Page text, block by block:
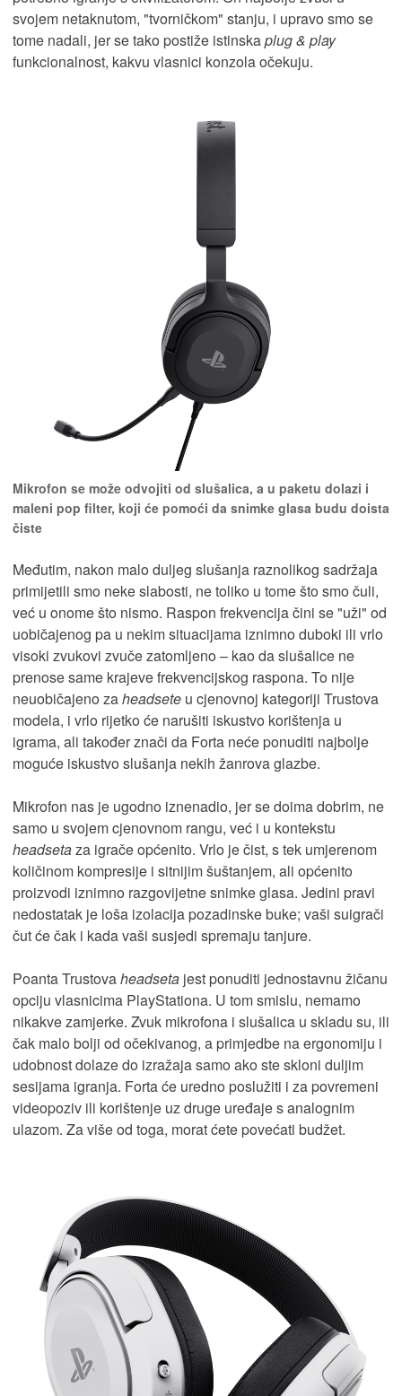
svojem netaknutom, "tvorničkom" stanju, i upravo smo se
tome nadali, jer se tako postiže istinskaplug & play
funkcionalnost, kakvu vlasnici konzola očekuju.
Mikrofon se može odvojiti od slušalica, a u paketu dolazi i
maleni pop filter, koji će pomoći da snimke glasa budu doista
čiste
Međutim, nakon malo duljeg slušanja raznolikog sadržaja
primijetili smo neke slabosti, ne toliko u tome što smo čuli,
već u onome što nismo. Raspon frekvencija čini se "uži" od
uobičajenog pa u nekim situacijama iznimno duboki ili vrlo
visoki zvukovi zvuče zatomljeno – kao da slušalice ne
prenose same krajeve frekvencijskog raspona. To nije
neuobičajeno zaheadsete u cjenovnoj kategoriji Trustova
modela, i vrlo rijetko će narušiti iskustvo korištenja u
igrama, ali također znači da Forta neće ponuditi najbolje
moguće iskustvo slušanja nekih žanrova glazbe.
Mikrofon nas je ugodno iznenadio, jer se doima dobrim, ne
samo u svojem cjenovnom rangu, već i u kontekstu
headsetaza igrače općenito. Vrlo je čist, s tek umjerenom
količinom kompresije i sitnijim šuštanjem, ali općenito
proizvodi iznimno razgovijetne snimke glasa. Jedini pravi
nedostatak je loša izolacija pozadinske buke; vaši suigrači
čut će čak i kada vaši susjedi spremaju tanjure.
Poanta Trustovaheadseta jest ponuditi jednostavnu žičanu
opciju vlasnicima PlayStationa. U tom smislu, nemamo
nikakve zamjerke. Zvuk mikrofona i slušalica u skladu su, ili
čak malo bolji od očekivanog, a primjedbe na ergonomiju i
udobnost dolaze do izražaja samo ako ste skloni duljim
sesijama igranja. Forta će uredno poslužiti i za povremeni
videopoziv ili korištenje uz druge uređaje s analognim
ulazom. Za više od toga, morat ćete povećati budžet.